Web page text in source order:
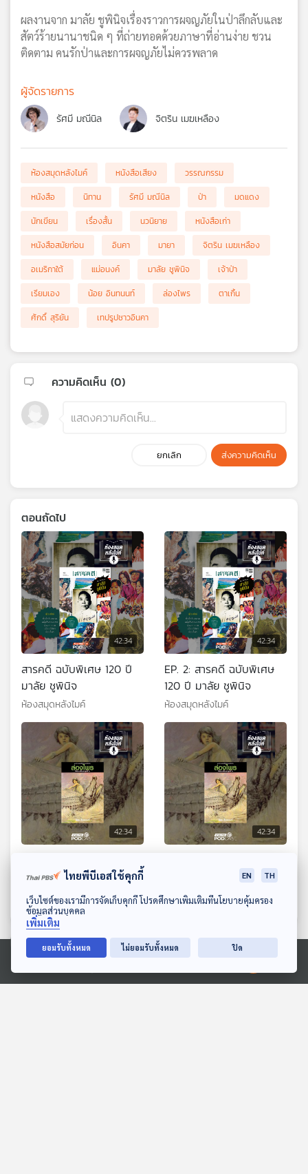
ดาวน์โหลด Thai PBS Podcast Application
Ⓒ 2020 องค์การกระจายเสียงและแพร่ภาพสาธารณะแห่งประเทศไทย
ผลงานจาก มาลัย ชูพินิจเรื่องราวการผจญภัยในป่าลึกลับและ
สัตว์ร้ายนานาชนิด ๆ ที่ถ่ายทอดด้วยภาษาที่อ่านง่าย ชวน
ติดตาม คนรักป่าและการผจญภัยไม่ควรพลาด
ผู้จัดรายการ
รัศมี มณีนิล จิตริน เมฆเหลือง
ห้องสมุดหลังไมค์ หนังสือเสียง
วรรณกรรม
หนังสือ
นิทาน รัศมี มณีนิล ป่า
มดแดง
นักเขียน
เรื่องสั้น นวนิยาย
หนังสือเก่า
หนังสือสมัยก่อน
อินคา มายา
จิตริน เมฆเหลือง
อเมริกาใต้
แม่อนงค์ มาลัย ชูพินิจ
เจ้าป่า
เรียมเอง
น้อย อินทนนท์ ล่องไพร
ตาเกิ้น
ศักดิ์ สุริยัน
เทปรูปชาวอินคา
ความคิดเห็น (0)
ยกเลิก ส่งความคิดเห็น
ตอนถัดไป
42:34
สารคดี ฉบับพิเศษ 120 ปี
มาลัย ชูพินิจ
ห้องสมุดหลังไมค์
42:34
EP. 2: สารคดี ฉบับพิเศษ
120 ปี มาลัย ชูพินิจ
ห้องสมุดหลังไมค์
42:34
คนสุดท้าย
ห้องสมุดหลังไมค์
42:34
ห้องสมุดหลังไมค์
ตอนที่เกี่ยวข้อง
ไทยพีบีเอสใช้คุกกี้ EN TH
เว็บไซต์ของเรามีการจัดเก็บคุกกี้ โปรดศึกษาเพิ่มเติมที่นโยบายคุ้มครอง
ข้อมูลส่วนบุคคล
เพิ่มเติม
ยอมรับทั้งหมด ไม่ยอมรับทั้งหมด ปิด